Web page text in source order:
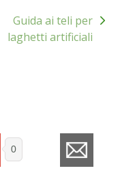
Guida ai teli per
laghetti artificiali
0